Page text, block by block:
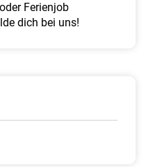
Ferienjob
dich bei uns!